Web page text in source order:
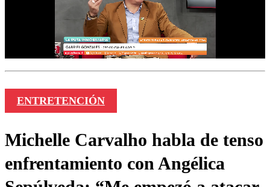
ENTRETENCIÓN
Michelle Carvalho habla de tenso
enfrentamiento con Angélica